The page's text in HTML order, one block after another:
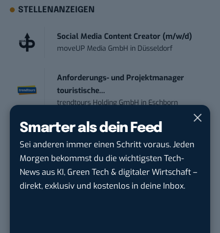
Smarter als dein Feed
Sei anderen immer einen Schritt voraus. Jeden
Morgen bekommst du die wichtigsten Tech-
News aus KI, Green Tech & digitaler Wirtschaft –
direkt, exklusiv und kostenlos in deine Inbox.
STELLENANZEIGEN
Social Media Content Creator (m/w/d)
moveUP Media GmbH in Düsseldorf
Anforderungs- und Projektmanager
touristische...
trendtours Holding GmbHinEschborn
IT Sales & Online Marketing Manager
(m/w/...
Instaffo GmbH inKarlsruhe
Marketing Manager – Content